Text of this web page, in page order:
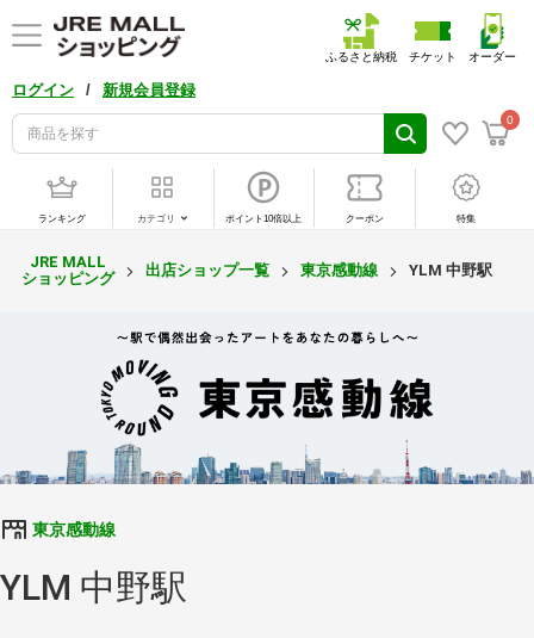
ログイン / 新規会員登録
0
ふるさと納税 チケット オーダー
ランキング カテゴリ ポイント10倍以上 クーポン 特集
JRE MALL
ショッピング
出店ショップ一覧 東京感動線 YLM 中野駅
東京感動線
YLM 中野駅